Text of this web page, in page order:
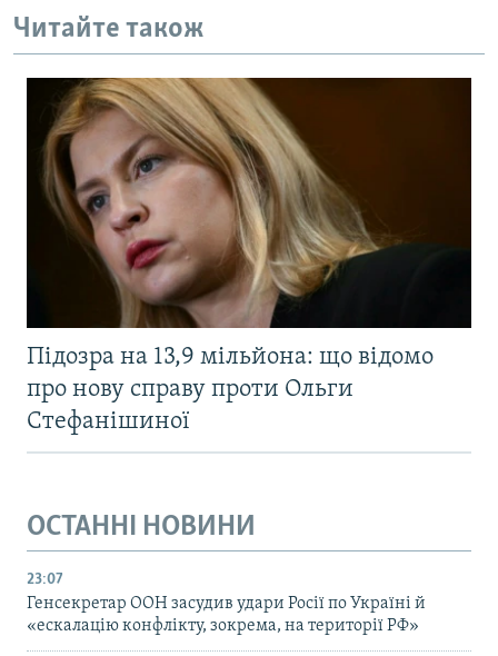
Читайте також
Підозра на 13,9 мільйона: що відомо
про нову справу проти Ольги
Стефанішиної
ОСТАННІ НОВИНИ
23:07
Генсекретар ООН засудив удари Росії по Україні й
«ескалацію конфлікту, зокрема, на території РФ»